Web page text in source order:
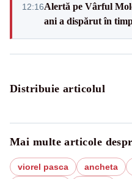
12:16Alertă pe Vârful
ani a dispărut în
Distribuie articolul
Mai multe articole
viorel pasca ancheta